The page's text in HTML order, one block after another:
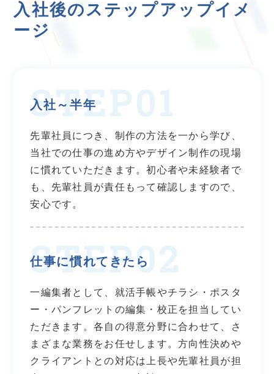
入社後のステップアップイメ
ージ
入社～半年
先輩社員につき、制作の方法を一から学び、
当社での仕事の進め方やデザイン制作の現場
に慣れていただきます。初心者や未経験者で
も、先輩社員が責任もって確認しますので、
安心です。
仕事に慣れてきたら
一編集者として、就活手帳やチラシ・ポスタ
ー・パンフレットの編集・校正を担当してい
ただきます。各自の得意分野に合わせて、さ
まざまな業務をお任せします。方向性決めや
クライアントとの対応は上長や先輩社員が担